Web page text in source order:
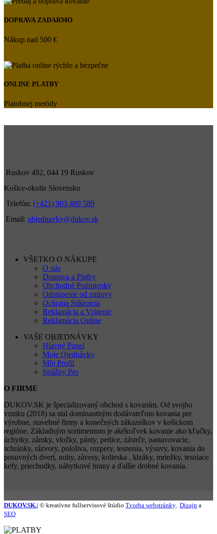
DOPRAVA ZADARMO
Nákup nad 500 €
ONLINE PLATBY
Platobnej metódy
Ruskov 492, 044 19 Ruskov
Košice-okolie Slovensko
Telefón: (+421) 903 489 589
Email: objednavky@dukov.sk
VŠETKO O NÁKUPE
O nás
Doprava a Platby
Obchodné Podmienky
Odstúpenie od zmluvy
Ochrana Súkromia
Reklamácia a Vrátenie
Reklamácia Online
VAŠE OBJEDNÁVKY
Hlavný Panel
Moje Ojednávky
Môj Profil
Strážny Pes
O FIRME
DUKOV.SK je špecializovaný obchod s kovaním. Od svojho
vzniku (2018) sa stal dominantným dodávateľom kovania pre
výrobne, stavebné firmy a konečných zákazníkov v košickom
regióne. Základným sortimentom je akékoľvek kovanie ako kľučky,
úchytky, zámky, vložky, pánty, petlice, zástrče, nastavovacie,
schránky, rázvory, pololiva, rozpery, tesnenia, výsuvy, kovania do
posuvných dverí, nohy, závesy, kolieska , klzáky, mriežky, tesniace
kefy, priechodky, nábytkové hrany a ďalšie drobné kovania.
DUKOV.SK.| © kreatívne fullservisové štúdio Tvorba webstránky, Dizajn a
SEO